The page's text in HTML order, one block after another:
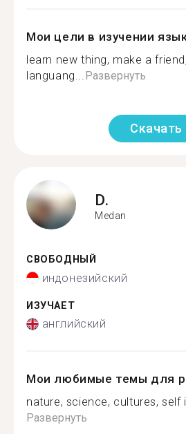
Мои цели в изучении
learn new thing, make a
languang...Развернуть
D.
Medan
СВОБОДНЫЙ
индонезийский
ИЗУЧАЕТ
английский
Мои любимые темы для
nature, science, cultures, self
Развернуть